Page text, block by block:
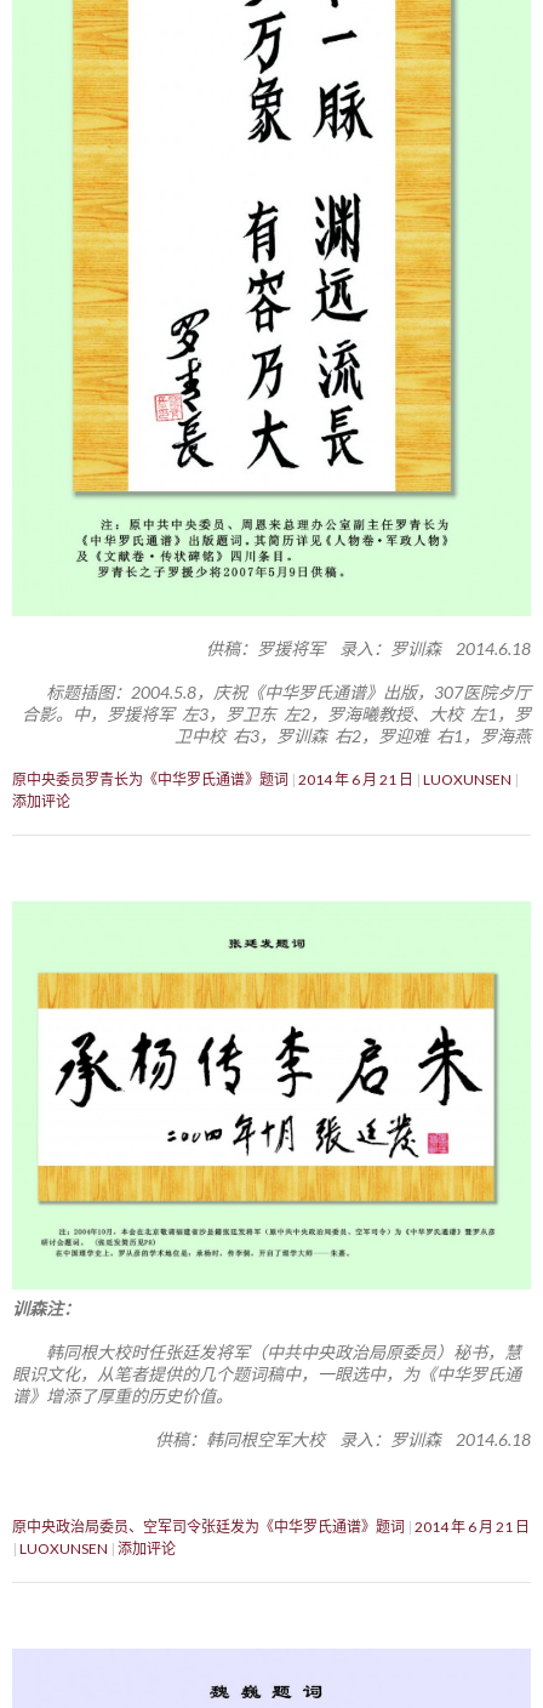
供稿：罗援将军 录入：罗训森 2014.6.18
标题插图：2004.5.8，庆祝《中华罗氏通谱》出版，307医院歺厅
合影。中，罗援将军 左3，罗卫东 左2，罗海曦教授、大校 左1，罗
卫中校 右3，罗训森 右2，罗迎难 右1，罗海燕
原中央委员罗青长为《中华罗氏通谱》题词 2014 年 6 月 21 日
LUOXUNSEN
添加评论
训森注：
韩同根大校时任张廷发将军（中共中央政治局原委员）秘书，慧
眼识文化，从笔者提供的几个题词稿中，一眼选中，为《中华罗氏通
谱》增添了厚重的历史价值。
供稿：韩同根空军大校 录入：罗训森 2014.6.18
原中央政治局委员、空军司令张廷发为《中华罗氏通谱》题词 2014 年 6 月 21 日
LUOXUNSEN 添加评论